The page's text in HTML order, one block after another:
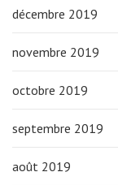
décembre 2019
novembre 2019
octobre 2019
septembre 2019
août 2019